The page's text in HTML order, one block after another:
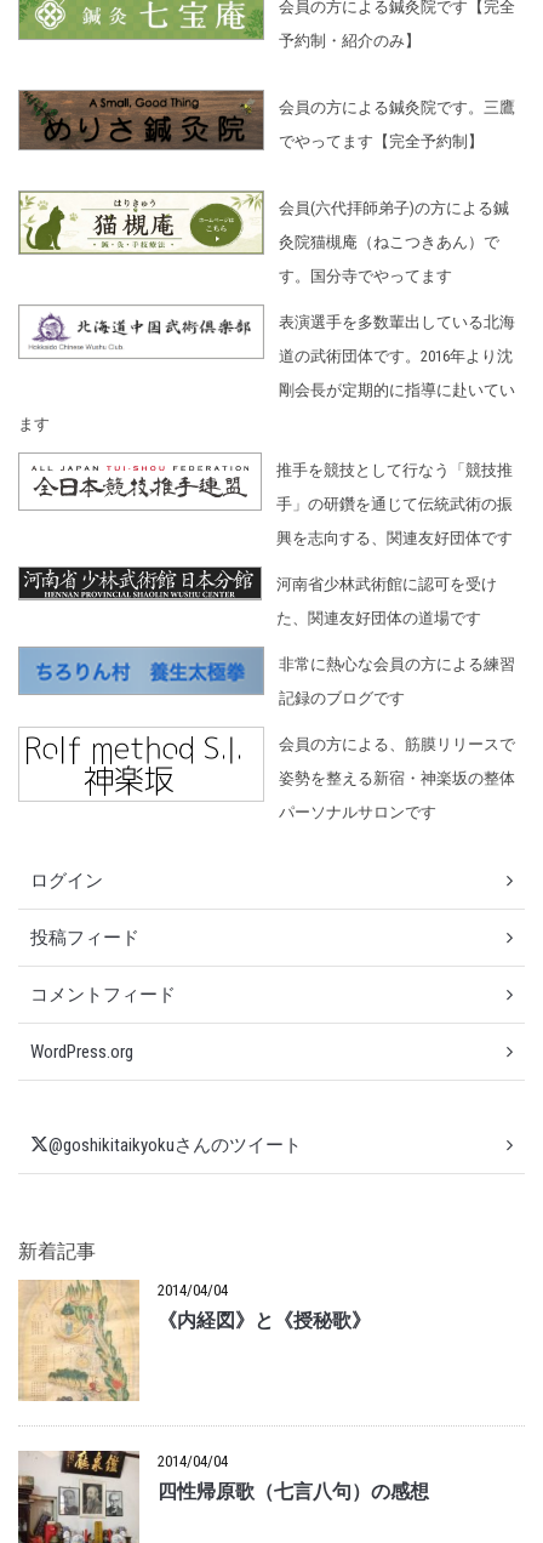
会員の方による鍼灸院です【完全
予約制・紹介のみ】
会員の方による鍼灸院です。三鷹
でやってます【完全予約制】
会員(六代拝師弟子)の方による鍼
灸院猫槻庵（ねこつきあん）で
す。国分寺でやってます
表演選手を多数輩出している北海
道の武術団体です。2016年より沈
剛会長が定期的に指導に赴いてい
ます
推手を競技として行なう「競技推
手」の研鑽を通じて伝統武術の振
興を志向する、関連友好団体です
河南省少林武術館に認可を受け
た、関連友好団体の道場です
非常に熱心な会員の方による練習
記録のブログです
会員の方による、筋膜リリースで
姿勢を整える新宿・神楽坂の整体
パーソナルサロンです
ログイン
投稿フィード
コメントフィード
WordPress.org
@goshikitaikyokuさんのツイート
新着記事
2014/04/04
《内経図》と《授秘歌》
2014/04/04
四性帰原歌（七言八句）の感想